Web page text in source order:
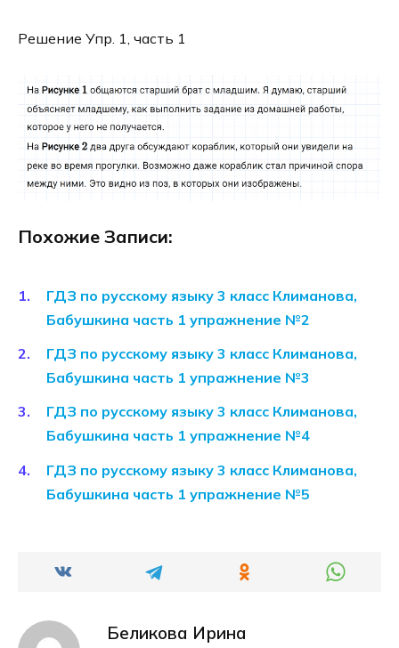
Решение Упр. 1, часть 1
Похожие Записи:
ГДЗ по русскому языку 3 класс Климанова,
Бабушкина часть 1 упражнение №2
ГДЗ по русскому языку 3 класс Климанова,
Бабушкина часть 1 упражнение №3
ГДЗ по русскому языку 3 класс Климанова,
Бабушкина часть 1 упражнение №4
ГДЗ по русскому языку 3 класс Климанова,
Бабушкина часть 1 упражнение №5
Беликова Ирина